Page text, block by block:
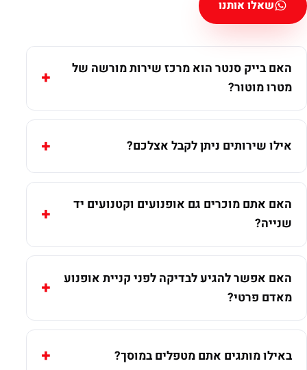
שאלו אותנו
האם בייק סנטר הוא מרכז שירות מורשה של
מטרו מוטור?
אילו שירותים ניתן לקבל אצלכם?
האם אתם מוכרים גם אופנועים וקטנועים יד
שנייה?
האם אפשר להגיע לבדיקה לפני קניית אופנוע
מאדם פרטי?
באילו מותגים אתם מטפלים במוסך?